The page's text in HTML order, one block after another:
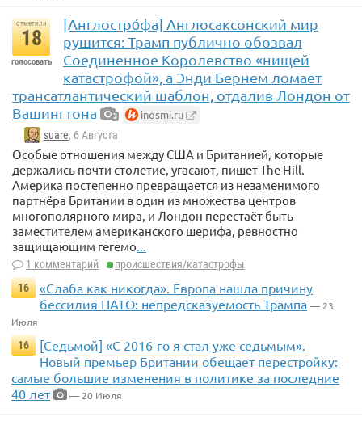
отметили
18
голосовать
[Англостро́фа] Англосаксонский мир
рушится: Трамп публично обозвал
Соединенное Королевство «нищей
катастрофой», а Энди Бернем ломает
трансатлантический шаблон, отдалив Лондон от
Вашингтона
3 inosmi.ru
suare, 6 Августа
Особые отношения между США и Британией, которые
держались почти столетие, угасают, пишет The Hill.
Америка постепенно превращается из незаменимого
партнёра Британии в один из множества центров
многополярного мира, и Лондон перестаёт быть
заместителем американского шерифа, ревностно
защищающим гегемо
1 комментарий
происшествия/катастрофы
16
«Слаба как никогда». Европа нашла причину
бессилия НАТО: непредсказуемость Трампа — 23
Июля
16
[Седьмой] «С 2016-го я стал уже седьмым».
Новый премьер Британии обещает перестройку:
самые большие изменения в политике за последние
40 лет
— 20 Июля